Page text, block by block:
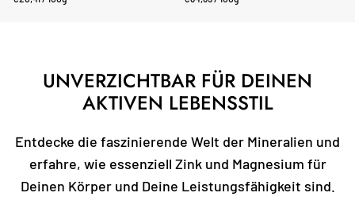
UNVERZICHTBAR FÜR DEINEN
AKTIVEN LEBENSSTIL
Entdecke die faszinierende Welt der Mineralien und
erfahre, wie essenziell Zink und Magnesium für
Deinen Körper und Deine Leistungsfähigkeit sind.